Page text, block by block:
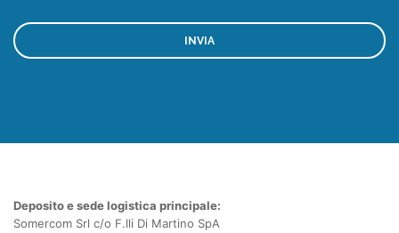
Deposito e sede logistica principale:
Somercom Srl c/o F.lli Di Martino SpA